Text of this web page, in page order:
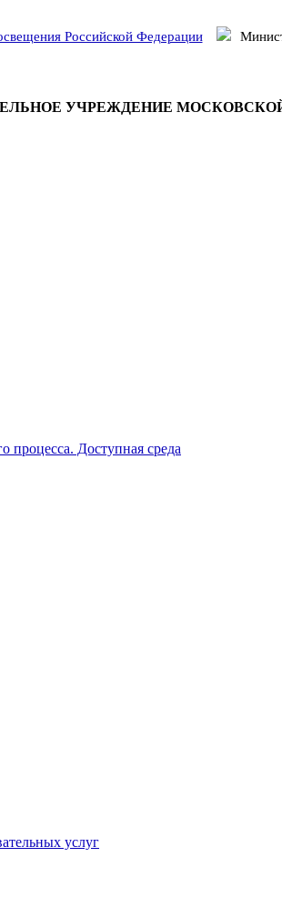
Российской Федерации
УЧРЕЖДЕНИЕ
процесса. Доступная среда
услуг